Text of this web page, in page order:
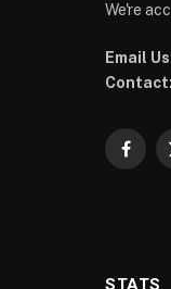
We're
Email
Contact:
STATS